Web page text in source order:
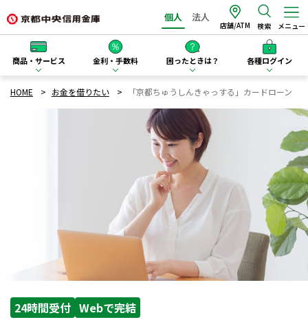
個人 法人
店舗/ATM 検索 メニュー
商品・サービス 金利・手数料 困ったときは？ 各種ログイン
HOME お金を借りたい 「京都ちゅうしんきゃっする」カードローン
24時間受付 Webで完結